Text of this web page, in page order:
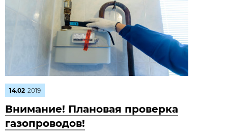
14.02 2019
Внимание! Плановая проверка
газопроводов!